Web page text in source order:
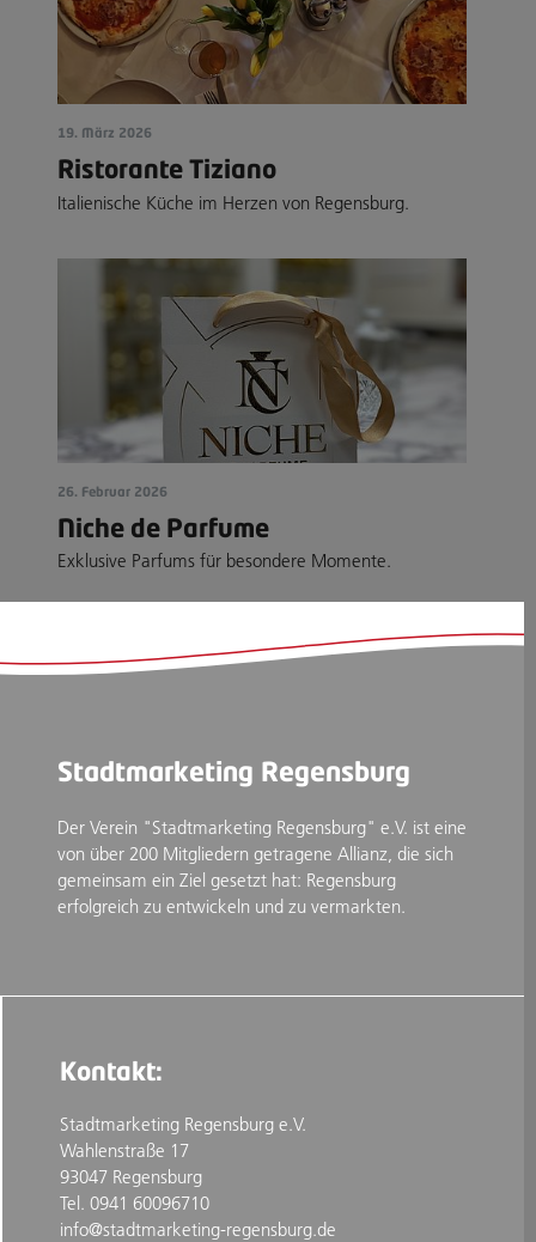
19. März 2026
Ristorante Tiziano
Italienische Küche im Herzen von Regensburg.
26. Februar 2026
Niche de Parfume
Exklusive Parfums für besondere Momente.
Stadtmarketing Regensburg
Der Verein "Stadtmarketing Regensburg" e.V. ist eine
von über 200 Mitgliedern getragene Allianz, die sich
gemeinsam ein Ziel gesetzt hat: Regensburg
erfolgreich zu entwickeln und zu vermarkten.
Kontakt:
Stadtmarketing Regensburg e.V.
Wahlenstraße 17
93047 Regensburg
Tel. 0941 60096710
info@stadtmarketing-regensburg.de